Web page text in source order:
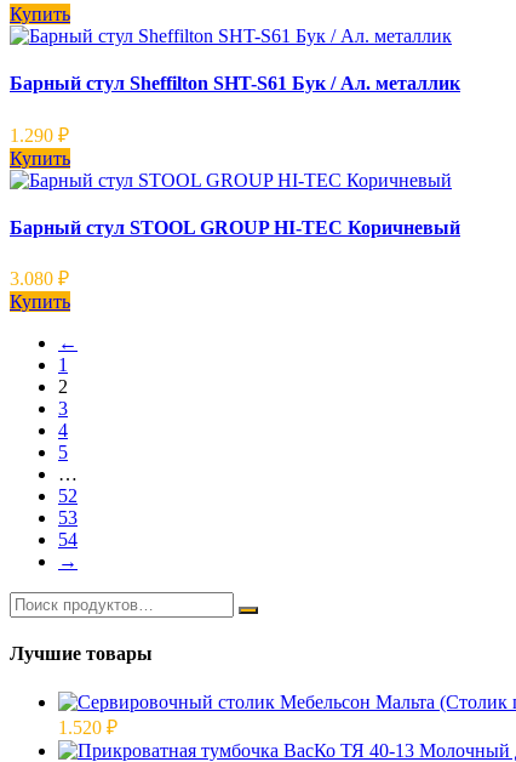
Купить
Барный стул Sheffilton SHT-S61 Бук / Ал. металлик
1.290 ₽
Купить
Барный стул STOOL GROUP HI-TEC Коричневый
3.080 ₽
Купить
←
1
2
3
4
5
…
52
53
54
→
Лучшие товары
1.520 ₽